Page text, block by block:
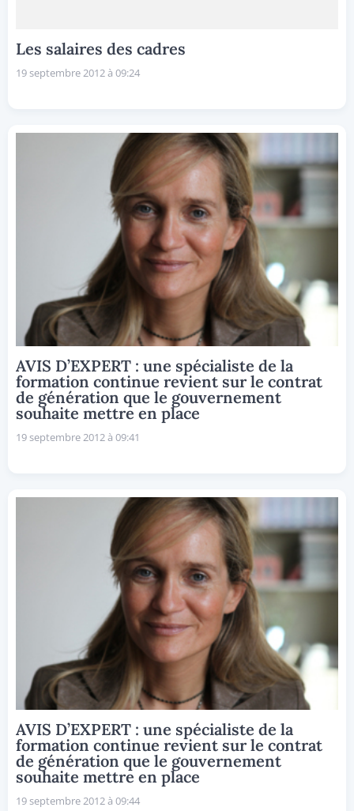
Les salaires des cadres
19 septembre 2012 à 09:24
AVIS D’EXPERT : une spécialiste de la
formation continue revient sur le contrat
de génération que le gouvernement
souhaite mettre en place
19 septembre 2012 à 09:41
AVIS D’EXPERT : une spécialiste de la
formation continue revient sur le contrat
de génération que le gouvernement
souhaite mettre en place
19 septembre 2012 à 09:44